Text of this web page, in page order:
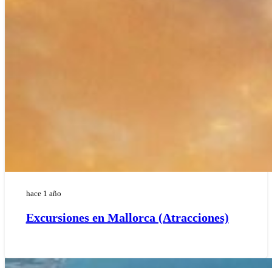
hace 1 año
Excursiones en Mallorca (Atracciones)